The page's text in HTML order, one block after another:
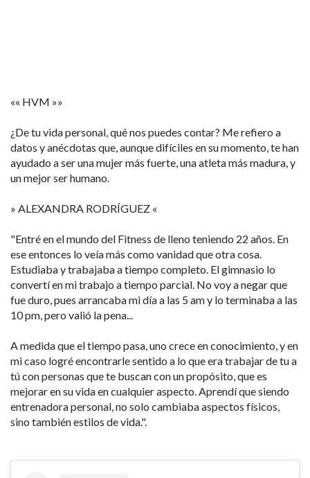
«« HVM »»
¿De tu vida personal, qué nos puedes contar? Me refiero a
datos y anécdotas que, aunque difíciles en su momento, te han
ayudado a ser una mujer más fuerte, una atleta más madura, y
un mejor ser humano.
» ALEXANDRA RODRÍGUEZ «
"Entré en el mundo del Fitness de lleno teniendo 22 años. En
ese entonces lo veía más como vanidad que otra cosa.
Estudiaba y trabajaba a tiempo completo. El gimnasio lo
convertí en mi trabajo a tiempo parcial. No voy a negar que
fue duro, pues arrancaba mi día a las 5 am y lo terminaba a las
10 pm, pero valió la pena...
A medida que el tiempo pasa, uno crece en conocimiento, y en
mi caso logré encontrarle sentido a lo que era trabajar de tu a
tú con personas que te buscan con un propósito, que es
mejorar en su vida en cualquier aspecto. Aprendí que siendo
entrenadora personal, no solo cambiaba aspectos físicos,
sino también estilos de vida.".